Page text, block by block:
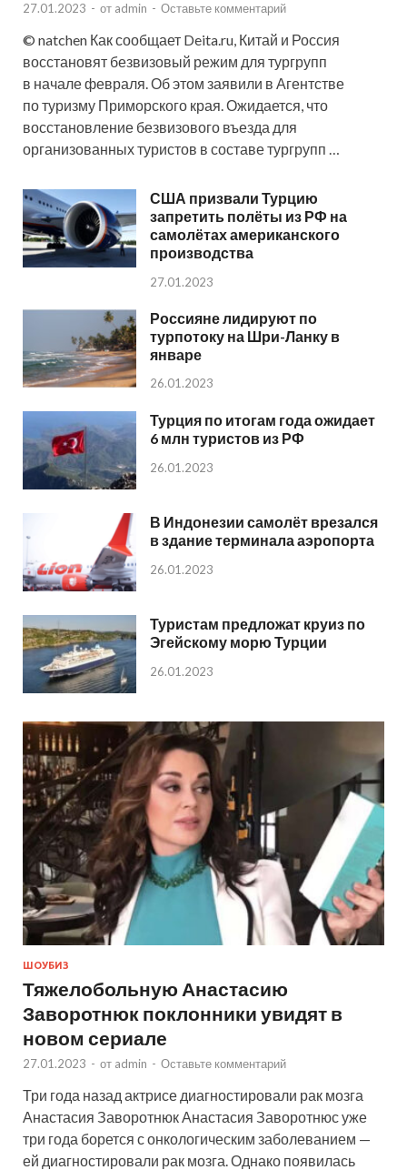
27.01.2023 - от admin - Оставьте комментарий
© natchen Как сообщает Deita.ru, Китай и Россия
восстановят безвизовый режим для тургрупп
в начале февраля. Об этом заявили в Агентстве
по туризму Приморского края. Ожидается, что
восстановление безвизового въезда для
организованных туристов в составе тургрупп …
США призвали Турцию
запретить полёты из РФ на
самолётах американского
производства
27.01.2023
Россияне лидируют по
турпотоку на Шри-Ланку в
январе
26.01.2023
Турция по итогам года ожидает
6 млн туристов из РФ
26.01.2023
В Индонезии самолёт врезался
в здание терминала аэропорта
26.01.2023
Туристам предложат круиз по
Эгейскому морю Турции
26.01.2023
ШОУБИЗ
Тяжелобольную Анастасию
Заворотнюк поклонники увидят в
новом сериале
27.01.2023 - от admin - Оставьте комментарий
Три года назад актрисе диагностировали рак мозга
Анастасия Заворотнюк Анастасия Заворотнюс уже
три года борется с онкологическим заболеванием —
ей диагностировали рак мозга. Однако появилась